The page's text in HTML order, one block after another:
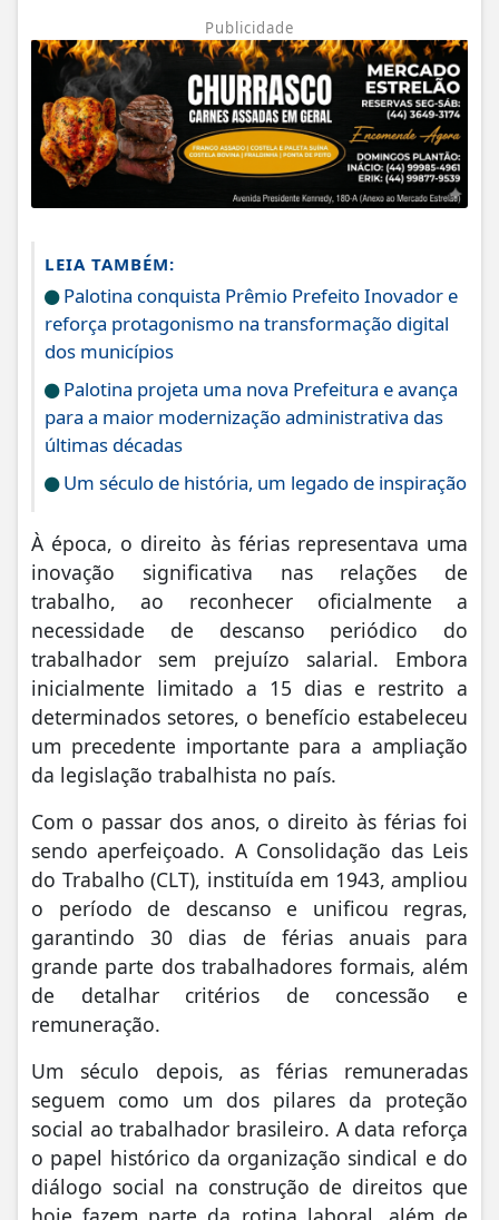
Publicidade
LEIA TAMBÉM:
Palotina conquista Prêmio Prefeito Inovador e
reforça protagonismo na transformação digital
dos municípios
Palotina projeta uma nova Prefeitura e avança
para a maior modernização administrativa das
últimas décadas
Um século de história, um legado de inspiração
À época, o direito às férias representava uma
inovação significativa nas relações de
trabalho, ao reconhecer oficialmente a
necessidade de descanso periódico do
trabalhador sem prejuízo salarial. Embora
inicialmente limitado a 15 dias e restrito a
determinados setores, o benefício estabeleceu
um precedente importante para a ampliação
da legislação trabalhista no país.
Com o passar dos anos, o direito às férias foi
sendo aperfeiçoado. A Consolidação das Leis
do Trabalho (CLT), instituída em 1943, ampliou
o período de descanso e unificou regras,
garantindo 30 dias de férias anuais para
grande parte dos trabalhadores formais, além
de detalhar critérios de concessão e
remuneração.
Um século depois, as férias remuneradas
seguem como um dos pilares da proteção
social ao trabalhador brasileiro. A data reforça
o papel histórico da organização sindical e do
diálogo social na construção de direitos que